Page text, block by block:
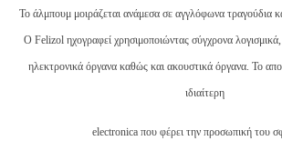
Το άλμπουμ μοιράζεται ανάμεσα σε αγγλόφωνα τραγούδια
Ο Felizol ηχογραφεί χρησιμοποιώντας σύγχρονα
ηλεκτρονικά όργανα καθώς και ακουστικά όργανα. Το
ιδιαίτερη
electronica που φέρει την προσωπική του